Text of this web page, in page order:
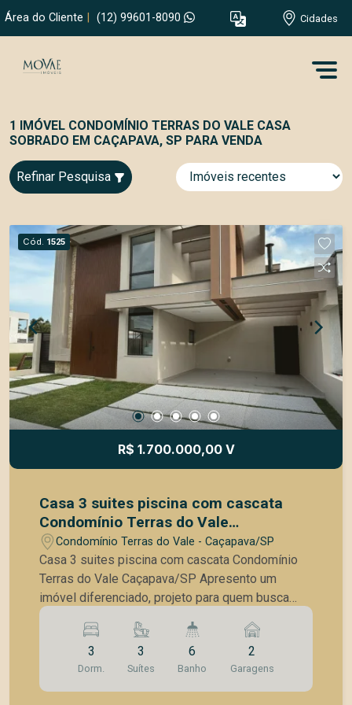
Área do Cliente (12) 99601-8090 Cidades
1 IMÓVEL CONDOMÍNIO TERRAS DO VALE CASA
SOBRADO EM CAÇAPAVA, SP PARA VENDA
Refinar Pesquisa
Cód. 1525
R$ 1.700.000,00 V
Casa 3 suites piscina com cascata
Condomínio Terras do Vale
Caçapava/SP
Condomínio Terras do Vale - Caçapava/SP
Casa 3 suites piscina com cascata Condomínio
Terras do Vale Caçapava/SP Apresento um
imóvel diferenciado, projeto para quem busca
conforto, espaço e qualidade de vida em um dos
condomínios mais desejados da região. 200 m²
de construção em um terreno totalmente plano de
300 m², combinando funcionalidade, beleza e
versatilidade. Comodidade moderna: garagem
3
Dorm.
3
Suítes
6
Banho
2
Garagens